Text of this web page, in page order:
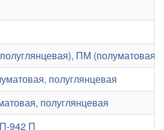
ПМ
полуглянцевая
полуглянцевая
942 П